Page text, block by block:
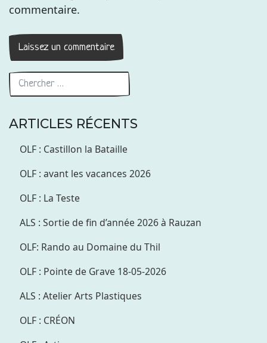
commentaire.
ARTICLES RÉCENTS
OLF : Castillon la Bataille
OLF : avant les vacances 2026
OLF : La Teste
ALS : Sortie de fin d’année 2026 à Rauzan
OLF: Rando au Domaine du Thil
OLF : Pointe de Grave 18-05-2026
ALS : Atelier Arts Plastiques
OLF : CRÉON